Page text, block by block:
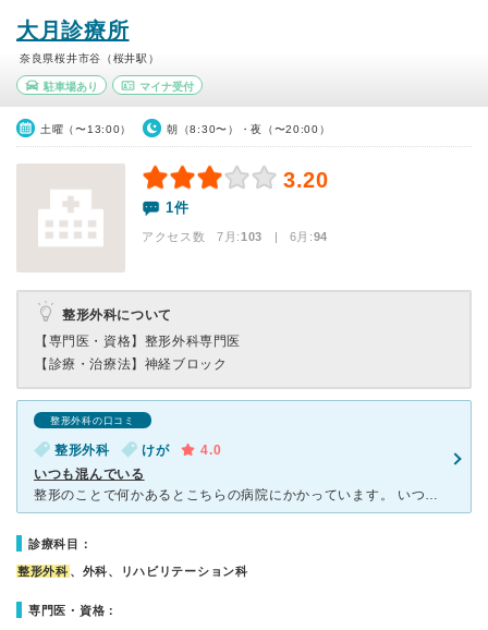
大月診療所
奈良県桜井市谷（桜井駅）
駐車場あり マイナ受付
土曜（〜13:00） 朝（8:30〜）・夜（〜20:00）
3.20
1件
アクセス数 7月:103 | 6月:94
整形外科について
【専門医・資格】 整形外科専門医
【診療・治療法】 神経ブロック
整形外科の口コミ
整形外科 けが
4.0
いつも混んでいる
整形のことで何かあるとこちらの病院にかかっています。 いつも患者さんがいっぱいなので、いつも診察券を出しておいて、いい時間を見計らってもう一度行きます 先生はとても優しく、症状の説明も丁寧にわかり
診療科目：
整形外科 、外科、リハビリテーション科
専門医・資格：